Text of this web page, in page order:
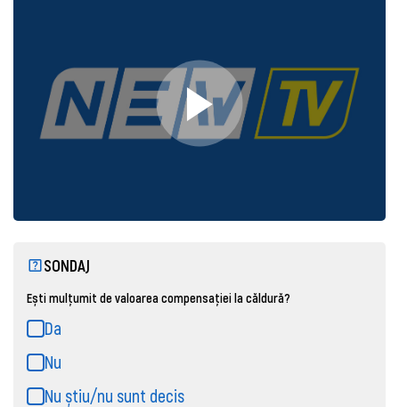
SONDAJ
Ești mulțumit de valoarea compensației la căldură?
Da
Nu
Nu știu/nu sunt decis